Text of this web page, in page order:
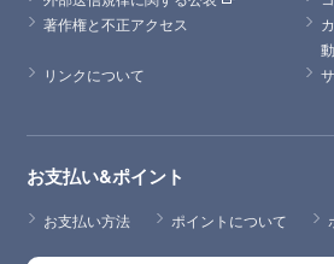
著作権と不正アクセス
リンクについて
お支払い&ポイント
お支払い方法 ポイントについて